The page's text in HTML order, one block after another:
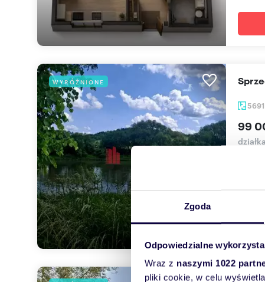
Zgoda
Odpowiedzialne
Wraz z naszymi 1022
pliki cookie, w celu
WYRÓŻNIONE
5691
99